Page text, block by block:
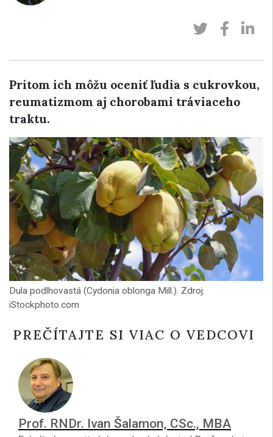
Pritom ich môžu oceniť ľudia s cukrovkou,
reumatizmom aj chorobami tráviaceho
traktu.
Dula podlhovastá (Cydonia oblonga Mill.). Zdroj:
iStockphoto.com
PREČÍTAJTE SI VIAC O VEDCOVI
Prof. RNDr. Ivan Šalamon, CSc., MBA